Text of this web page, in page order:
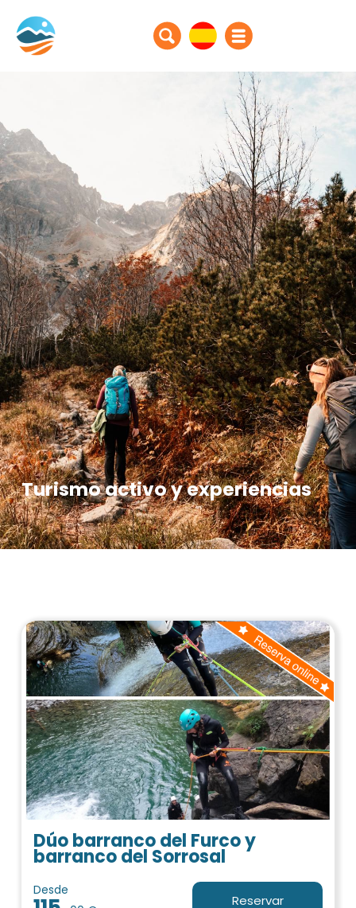
Turismo activo y experiencias
Dúo barranco del Furco y
barranco del Sorrosal
Desde
Reservar